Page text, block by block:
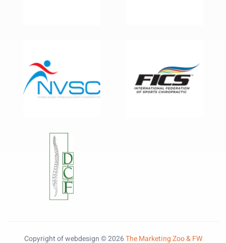
Copyright of webdesign © 2026The Marketing Zoo & FW